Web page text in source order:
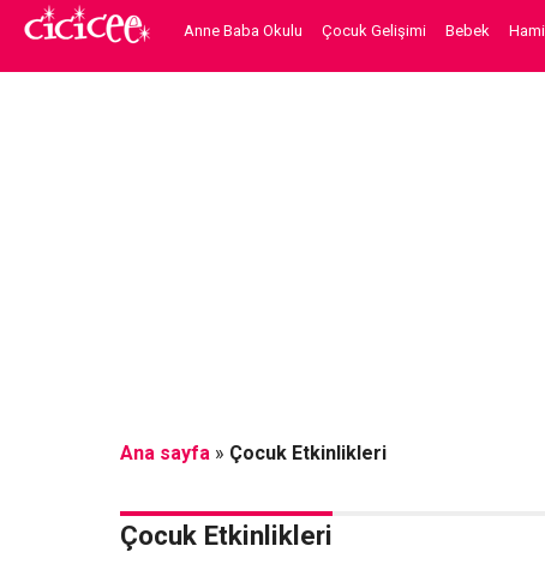
Anne Baba Okulu Çocuk Gelişimi Bebek
Ana sayfa » Çocuk Etkinlikleri
Çocuk Etkinlikleri